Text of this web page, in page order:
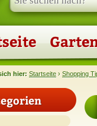
hier: Startseite ›Shopping